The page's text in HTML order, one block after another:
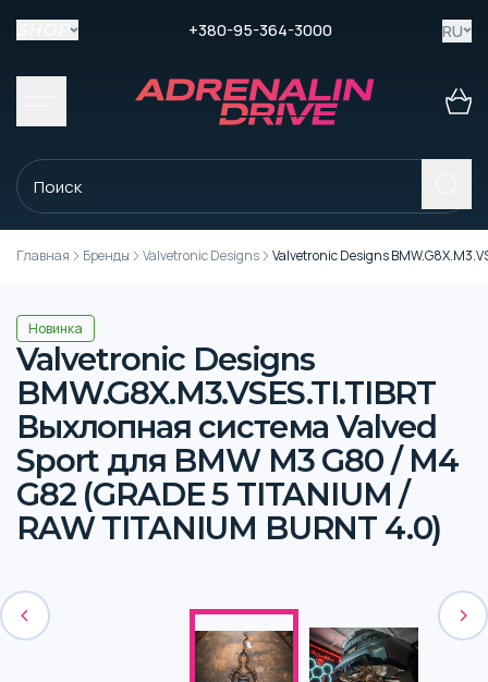
+380-95-364-3000 RU
Главная Бренды Valvetronic Designs Valvetronic Designs
Новинка
Valvetronic Designs
BMW.G8X.M3.VSES.TI.TIBRT
Выхлопная система Valved
Sport для BMW M3 G80 / M4
G82 (GRADE 5 TITANIUM /
RAW TITANIUM BURNT 4.0)